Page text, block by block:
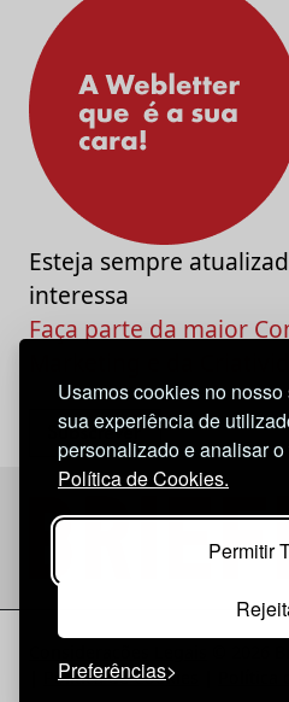
Usamos cookies no
sua experiência de
personalizado e analisar o
Política de Cookies.
Permitir
Preferências
Esteja sempre
interessa
Faça parte da maior
Política de Cookies